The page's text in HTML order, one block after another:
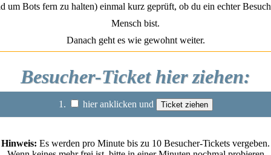
um Bots fern zu halten) einmal kurz geprüft, ob du ein echter
Mensch bist.
Danach geht es wie gewohnt weiter.
Besucher-Ticket hier ziehen:
1. hier anklicken und
Hinweis: Es werden pro Minute bis zu 10 Besucher-Tickets vergeben.